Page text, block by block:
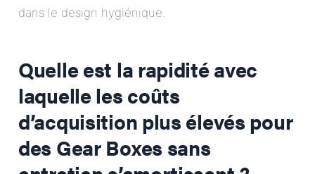
dans le design hygiénique.
Quelle est la rapidité avec
laquelle les coûts
d’acquisition plus élevés pour
des Gear Boxes sans